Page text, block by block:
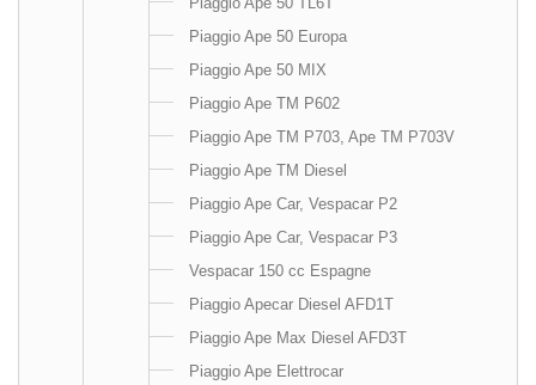
Piaggio Ape 50 Europa
Piaggio Ape 50 MIX
Piaggio Ape TM P602
Piaggio Ape TM P703, Ape TM P703V
Piaggio Ape TM Diesel
Piaggio Ape Car, Vespacar P2
Piaggio Ape Car, Vespacar P3
Vespacar 150 cc Espagne
Piaggio Apecar Diesel AFD1T
Piaggio Ape Max Diesel AFD3T
Piaggio Ape Elettrocar